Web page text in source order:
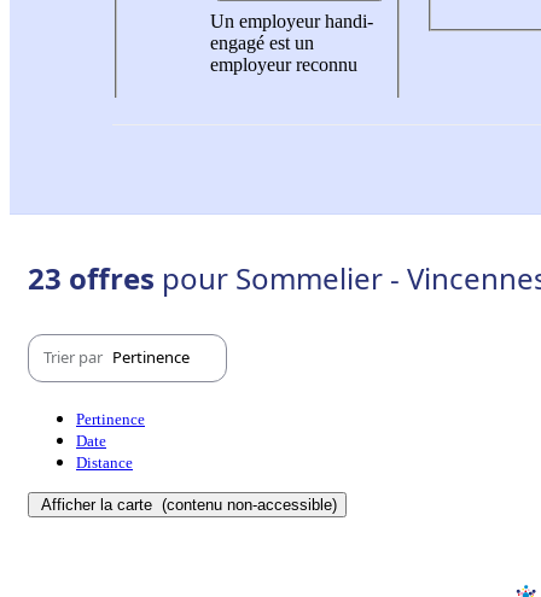
Un employeur handi-
engagé est un
employeur reconnu
23 offres pour Sommelier -
Trier par Pertinence
Pertinence
Date
Distance
Afficher la carte (contenu non-accessible)